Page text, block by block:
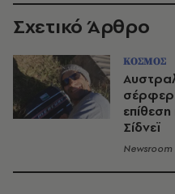
Σχετικό Άρθρο
ΚΟΣΜΟΣ
σέρφερ
Σίδνεϊ
Newsroom